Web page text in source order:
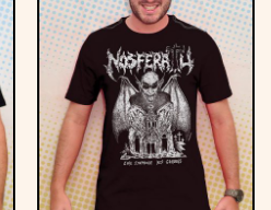
Adicionar
à lista de
desejos